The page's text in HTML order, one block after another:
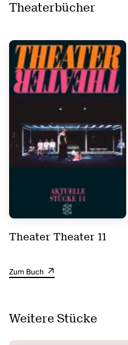
Theaterbücher
Theater Theater 11
Zum Buch
Weitere Stücke